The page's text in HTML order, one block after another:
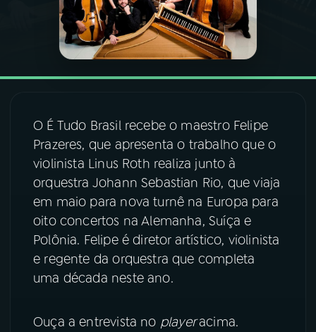
PODCASTS
06VIDEOCASTS
07 ÚLTIMAS
08FESTIVAL DE MÚSICA
ACOMPANHE A RÁDIO NACIONAL
YouTube Facebook
Instagram X
TikTok
O É Tudo Brasil recebe o maestro Felipe
Prazeres, que apresenta o trabalho que o
violinista Linus Roth realiza junto à
orquestra Johann Sebastian Rio, que viaja
em maio para nova turnê na Europa para
oito concertos na Alemanha, Suíça e
Polônia. Felipe é diretor artístico, violinista
e regente da orquestra que completa
uma década neste ano.
Ouça a entrevista no playeracima.